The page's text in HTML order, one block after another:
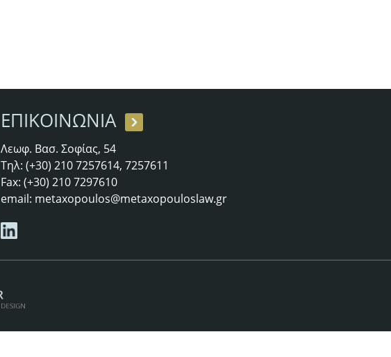
ΕΠΙΚΟΙΝΩΝΙΑ
Λεωφ. Βασ. Σοφίας, 54
Τηλ: (+30) 210 7257614, 7257611
Fax: (+30) 210 7297610
email: metaxopoulos@metaxopouloslaw.gr